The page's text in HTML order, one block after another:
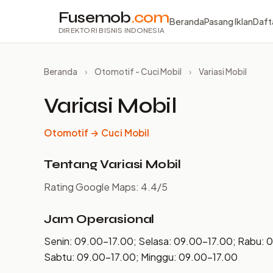
Fusemob.com
DIREKTORI BISNIS INDONESIA
BerandaPasang Iklan
Beranda › Otomotif - Cuci Mobil › Variasi Mobil
Variasi Mobil
Otomotif → Cuci Mobil
Tentang Variasi Mobil
Rating Google Maps: 4.4/5
Jam Operasional
Senin: 09.00–17.00; Selasa: 09.00–17.00; Rabu:
Sabtu: 09.00–17.00; Minggu: 09.00–17.00